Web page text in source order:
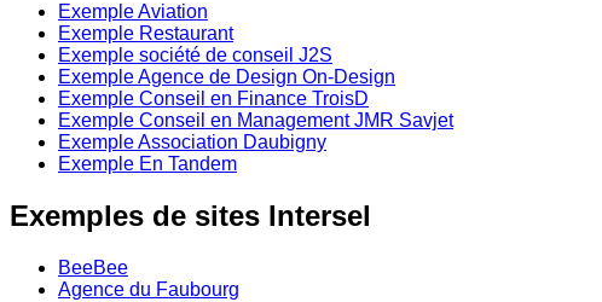
Exemple Aviation
Exemple Restaurant
Exemple société de conseil J2S
Exemple Agence de Design On-Design
Exemple Conseil en Finance TroisD
Exemple Conseil en Management JMR Savjet
Exemple Association Daubigny
Exemple En Tandem
Exemples de sites Intersel
BeeBee
Agence du Faubourg